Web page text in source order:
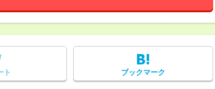
ト ブックマーク